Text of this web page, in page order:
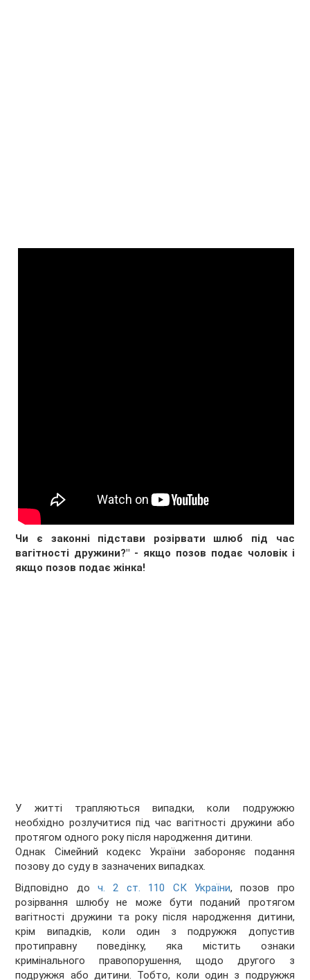
Чи є законні підстави розірвати шлюб під час
вагітності дружини?" - якщо позов подає чоловік і
якщо позов подає жінка!
У житті трапляються випадки, коли подружжю
необхідно розлучитися під час вагітності дружини або
протягом одного року після народження дитини.
Однак Сімейний кодекс України забороняє подання
позову до суду в зазначених випадках.
Відповідно доч. 2 ст. 110 СК України, позов про
розірвання шлюбу не може бути поданий протягом
вагітності дружини та року після народження дитини,
крім випадків, коли один з подружжя допустив
протиправну поведінку, яка містить ознаки
кримінального правопорушення, щодо другого з
подружжя або дитини. Тобто, коли один з подружжя